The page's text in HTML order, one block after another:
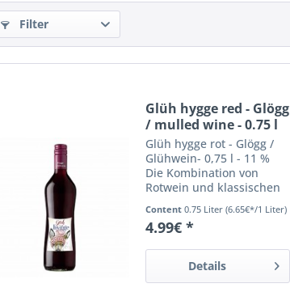
Filter
Glüh hygge red - Glögg
/ mulled wine - 0.75 l
-...
Glüh hygge rot - Glögg /
Glühwein- 0,75 l - 11 %
Die Kombination von
Rotwein und klassischen
winterlichen
Gewürzaromen verleihen
diesem Glögg / Glühwein
den besonderen
Geschmack. Das ideale
und "hyggelige" Getränk
Content0.75 Liter(6.65€*/1 Liter)
4.99€ *
Details